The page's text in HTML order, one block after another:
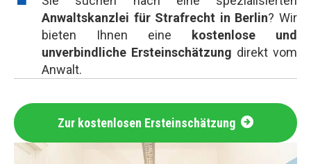
Anwaltskanzlei für Strafrecht in Berlin? Wir
bieten Ihnen eine
kostenlose und
unverbindliche Ersteinschätzung direkt vom
Anwalt.
Zur kostenlosen Ersteinschätzung